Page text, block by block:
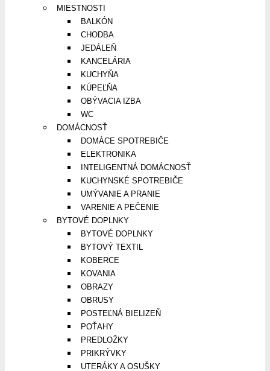
MIESTNOSTI
BALKÓN
CHODBA
JEDÁLEŇ
KANCELÁRIA
KUCHYŇA
KÚPEĽŇA
OBÝVACIA IZBA
WC
DOMÁCNOSŤ
DOMÁCE SPOTREBIČE
ELEKTRONIKA
INTELIGENTNÁ DOMÁCNOSŤ
KUCHYNSKÉ SPOTREBIČE
UMÝVANIE A PRANIE
VARENIE A PEČENIE
BYTOVÉ DOPLNKY
BYTOVÉ DOPLNKY
BYTOVÝ TEXTIL
KOBERCE
KOVANIA
OBRAZY
OBRUSY
POSTEĽNÁ BIELIZEŇ
POŤAHY
PREDLOŽKY
PRIKRÝVKY
UTERÁKY A OSUŠKY